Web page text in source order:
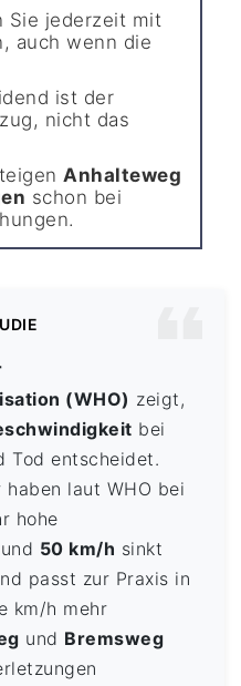
Sie jederzeit mit
auch wenn die
ist der
nicht das
Anhalteweg
schon bei
(WHO) zeigt,
bei
Tod entscheidet.
haben laut WHO bei
hohe
50 km/h sinkt
passt zur Praxis in
km/h mehr
und Bremsweg